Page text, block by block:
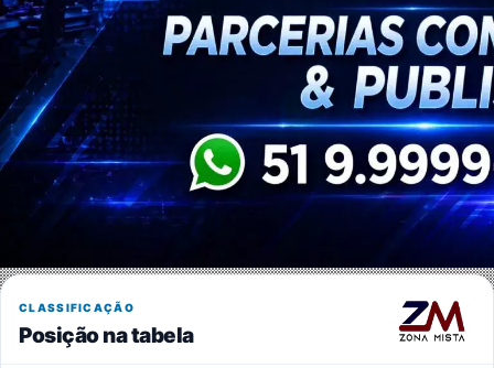
CLASSIFICAÇÃO
Posição na tabela